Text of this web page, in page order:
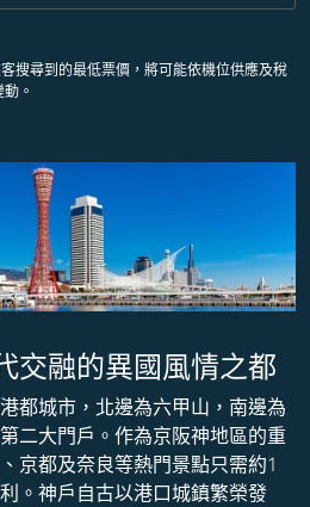
搜尋到的最低票價，將可能依機位供應及稅
。
交融的異國風情之都
都城市，北邊為六甲山，南邊為
二大門戶。作為京阪神地區的重
京都及奈良等熱門景點只需約1
。神戶自古以港口城鎮繁榮發